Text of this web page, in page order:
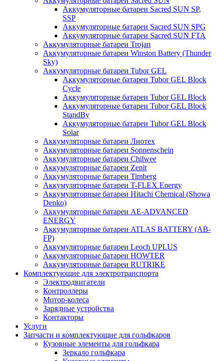
Аккумуляторные батареи Sacred SUN SP,
SSP
Аккумуляторные батареи Sacred SUN SPG
Аккумуляторные батареи Sacred SUN FTA
Аккумуляторные батареи Trojan
Аккумуляторные батареи Winston Battery (Thunder
Sky)
Аккумуляторные батареи Tubor GEL
Аккумуляторные батареи Tubor GEL Block
Cycle
Аккумуляторные батареи Tubor GEL Block
Аккумуляторные батареи Tubor GEL Block
StandBy
Аккумуляторные батареи Tubor GEL Block
Solar
Аккумуляторные батареи Лиотех
Аккумуляторные батареи Sonnenschein
Аккумуляторные батареи Chilwee
Аккумуляторные батареи Zenit
Аккумуляторные батареи Timberg
Аккумуляторные батареи T-FLEX Energy
Аккумуляторные батареи Hitachi Chemical (Showa
Denko)
Аккумуляторные батареи АЕ-ADVANCED
ENERGY
Аккумуляторные батареи ATLAS BATTERY (AB-
FP)
Аккумуляторные батареи Leoch UPLUS
Аккумуляторные батареи HOWTER
Аккумуляторные батареи RUTRIKE
Комплектующие для электротранспорта
Электродвигатели
Контроллеры
Мотор-колеса
Зарядные устройства
Контакторы
Услуги
Запчасти и комплектующие для гольфкаров
Кузовные элементы для гольфкара
Зеркало гольфкара